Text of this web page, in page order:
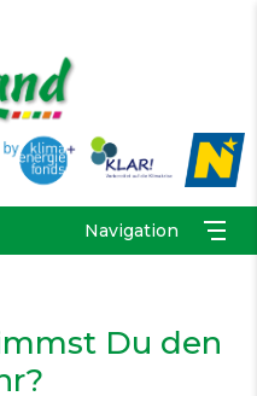
Navigation
Du den